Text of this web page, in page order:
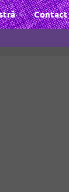
Contact